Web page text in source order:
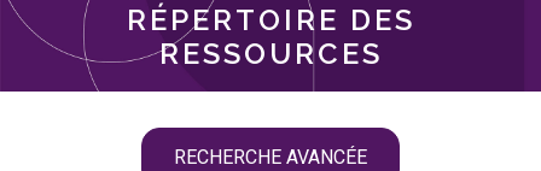
langue
RÉPERTOIRE DES
RESSOURCES
RECHERCHE AVANCÉE